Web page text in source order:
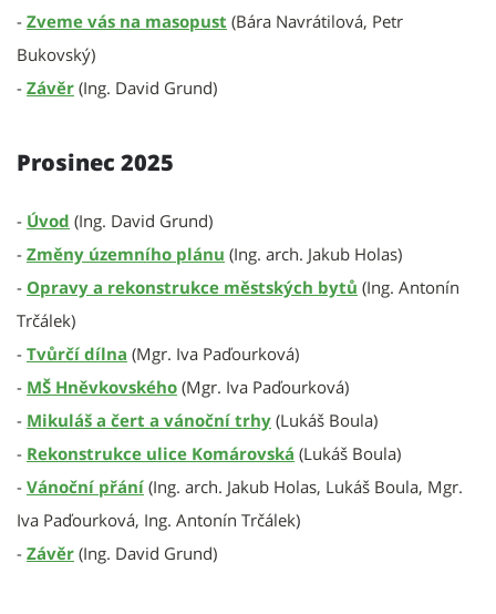
- Zveme vás na masopust (Bára Navrátilová, Petr
Bukovský)
- Závěr (Ing. David Grund)
Prosinec 2025
- Úvod (Ing. David Grund)
- Změny územního plánu (Ing. arch. Jakub Holas)
- Opravy a rekonstrukce městských bytů (Ing. Antonín
Trčálek)
- Tvůrčí dílna (Mgr. Iva Paďourková)
- MŠ Hněvkovského (Mgr. Iva Paďourková)
- Mikuláš a čert a vánoční trhy (Lukáš Boula)
- Rekonstrukce ulice Komárovská (Lukáš Boula)
- Vánoční přání (Ing. arch. Jakub Holas, Lukáš Boula, Mgr.
Iva Paďourková, Ing. Antonín Trčálek)
- Závěr (Ing. David Grund)